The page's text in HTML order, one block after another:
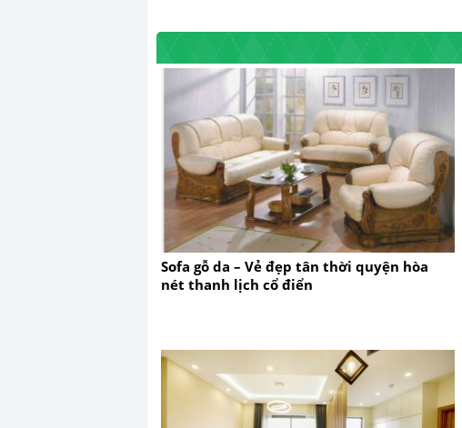
Sofa gỗ da – Vẻ đẹp tân thời quyện hòa
nét thanh lịch cổ điển